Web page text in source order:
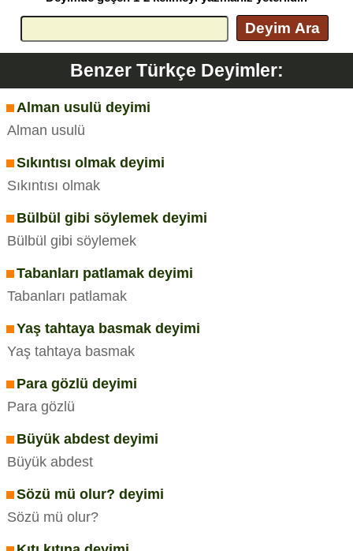
Deyim Ara
Benzer Türkçe Deyimler:
Alman usulü deyimi
Alman usulü
Sıkıntısı olmak deyimi
Sıkıntısı olmak
Bülbül gibi söylemek deyimi
Bülbül gibi söylemek
Tabanları patlamak deyimi
Tabanları patlamak
Yaş tahtaya basmak deyimi
Yaş tahtaya basmak
Para gözlü deyimi
Para gözlü
Büyük abdest deyimi
Büyük abdest
Sözü mü olur? deyimi
Sözü mü olur?